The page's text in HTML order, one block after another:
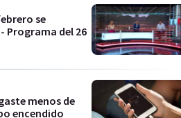
se
Programa del 26
menos de
encendido